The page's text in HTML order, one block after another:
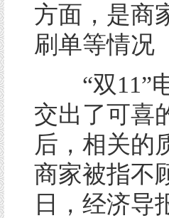
方面，是商
刷单等情况
“双11”电
交出了可喜
后，相关的
商家被指不
日，经济导